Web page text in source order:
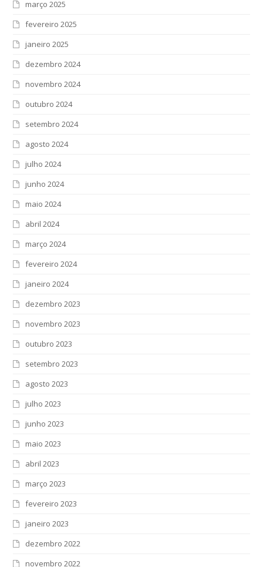
março 2025
fevereiro 2025
janeiro 2025
dezembro 2024
novembro 2024
outubro 2024
setembro 2024
agosto 2024
julho 2024
junho 2024
maio 2024
abril 2024
março 2024
fevereiro 2024
janeiro 2024
dezembro 2023
novembro 2023
outubro 2023
setembro 2023
agosto 2023
julho 2023
junho 2023
maio 2023
abril 2023
março 2023
fevereiro 2023
janeiro 2023
dezembro 2022
novembro 2022